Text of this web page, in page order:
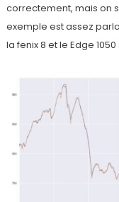
correctement, mais on
exemple est assez
la fenix 8 et le Edge